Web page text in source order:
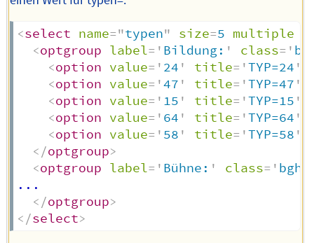
<select name="typen" size=5 multiple
<optgroup label= ' Bildung: ' class= '
<option value= ' 24 ' title= 'TYP=24 '
<option value= '47 ' title= 'TYP=47 '
<option value= ' 15 ' title= 'TYP=15 '
<option value= ' 64 ' title= 'TYP=64 '
<option value= ' 58 ' title= 'TYP=58 '
</optgroup>
<optgroup label= ' Bühne: ' class= '
...
</optgroup>
</select>